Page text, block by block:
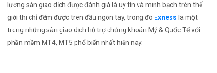
lượng sàn giao dịch được đánh giá là uy tín và minh bạch trên thế
giới thì chỉ đếm được trên đầu ngón tay, trong đó Exness là một
trong những sàn giao dịch hỗ trợ chứng khoán Mỹ & Quốc Tế với
phần mềm MT4, MT5 phổ biến nhất hiện nay.